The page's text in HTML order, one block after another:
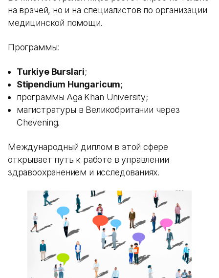
на врачей, но и на специалистов по организации
медицинской помощи.
Программы:
Turkiye Burslari;
Stipendium Hungaricum;
программы Aga Khan University;
магистратуры в Великобритании через
Chevening.
Международный диплом в этой сфере
открывает путь к работе в управлении
здравоохранением и исследованиях.